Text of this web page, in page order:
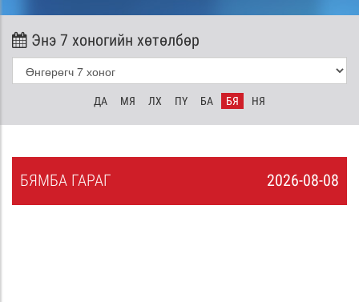
Энэ 7 хоногийн хөтөлбөр
ДА МЯ ЛХ ПҮ БА БЯ НЯ
2026-08-08
БЯМБА ГАРАГ